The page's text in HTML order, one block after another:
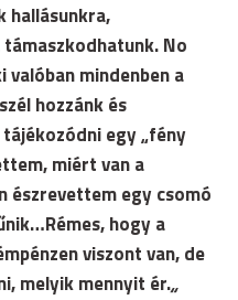
hallásunkra,
No
valóban mindenben a
hozzánk és
egy „fény
miért van a
észrevettem egy csomó
hogy a
viszont van, de
melyik mennyit ér.„